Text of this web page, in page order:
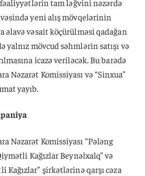
tam ləğvini nəzərdə
yeni alış mövqelərinin
əlavə vəsait köçürülməsi qadağan
yalnız mövcud səhmlərin satışı və
icazə veriləcək. Bu barədə
Nəzarət Komissiyası və “Sinxua”
yayıb.
Nəzarət Komissiyası “Pələng
Kağızlar Beynəlxalq” və
Kağızlar” şirkətlərinə qarşı cəza